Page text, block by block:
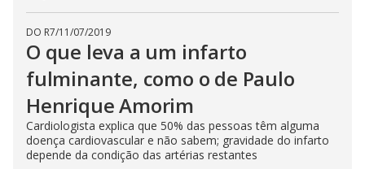
DO R7/11/07/2019
O que leva a um infarto
fulminante, como o de Paulo
Henrique Amorim
Cardiologista explica que 50% das pessoas têm alguma
doença cardiovascular e não sabem; gravidade do infarto
depende da condição das artérias restantes